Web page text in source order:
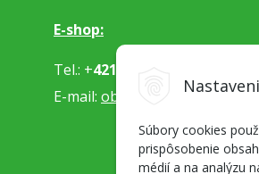
Súbory cookies
prispôsobenie
médií a na analýzu
E-shop:
Tel.: +421 915 962 766
E-mail: